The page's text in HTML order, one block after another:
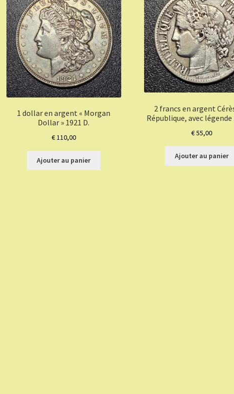
1 dollar en argent « Morgan
Dollar » 1921 D.
€110,00
Ajouter au panier
2 francs en argent
République, avec légende
€55,00
Ajouter au panier